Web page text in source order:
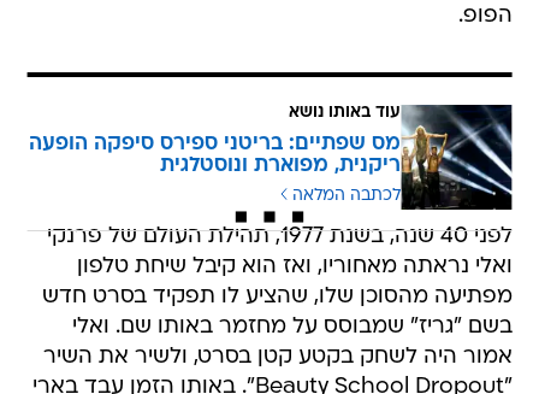
הפופ.
עוד באותו נושא
מס שפתיים: בריטני ספירס סיפקה הופעה
ריקנית, מפוארת ונוסטלגית
לכתבה המלאה
לפני 40 שנה, בשנת 1977, תהילת העולם של פרנקי
ואלי נראתה מאחוריו, ואז הוא קיבל שיחת טלפון
מפתיעה מהסוכן שלו, שהציע לו תפקיד בסרט חדש
בשם "גריז" שמבוסס על מחזמר באותו שם. ואלי
אמור היה לשחק בקטע קטן בסרט, ולשיר את השיר
"Beauty School Dropout". באותו הזמן עבד בארי